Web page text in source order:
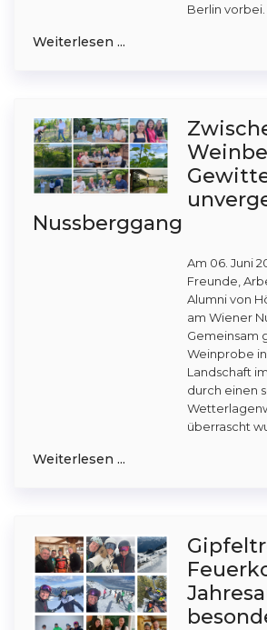
Berlin vorbei.
Weiterlesen ...
Nussberggang
Am 06. Juni
Freunde,
Alumni von
am Wiener
Gemeinsam
Weinprobe
Landschaft
durch einen
überrascht
Weiterlesen ...